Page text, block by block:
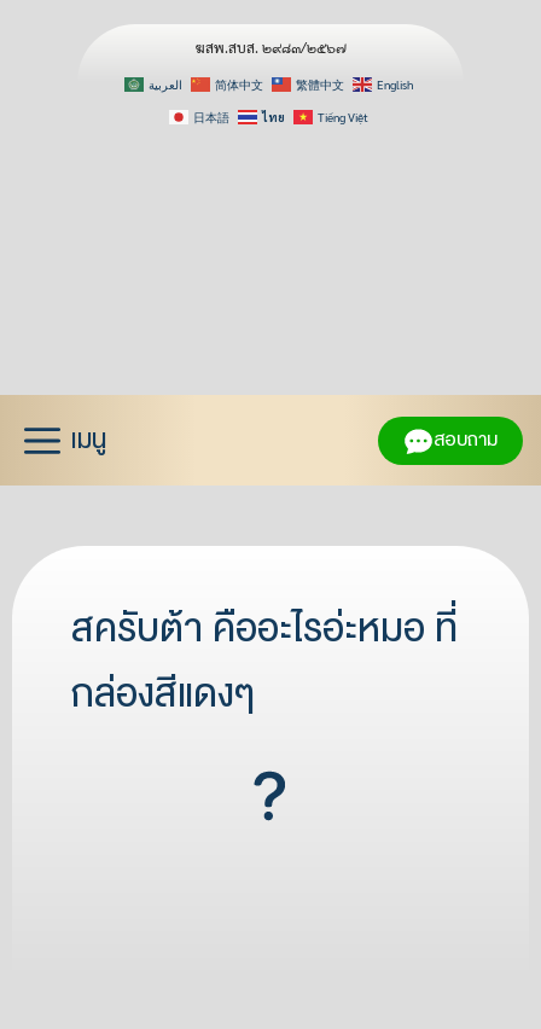
ฆสพ.สบส. ๒๙๘๓/๒๕๖๗
العربية 简体中文 繁體中文 English
日本語 ไทย Tiếng Việt
เมนู สอบถาม
สครับต้า คืออะไรอ่ะหมอ ที่
กล่องสีแดงๆ